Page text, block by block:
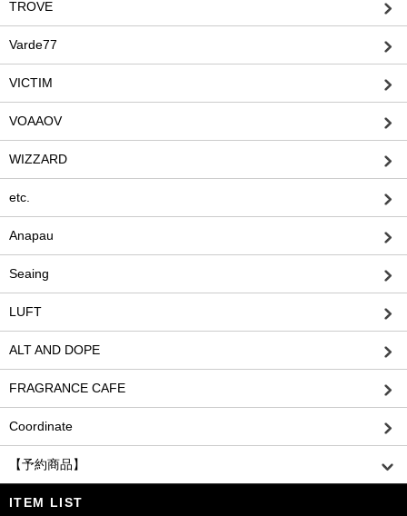
TROVE
Varde77
VICTIM
VOAAOV
WIZZARD
etc.
Anapau
Seaing
LUFT
ALT AND DOPE
FRAGRANCE CAFE
Coordinate
【予約商品】
ITEM LIST